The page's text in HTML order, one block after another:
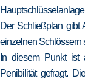
Der Schließplan gibt
einzelnen Schlössern
In diesem Punkt ist
Penibilität gefragt.